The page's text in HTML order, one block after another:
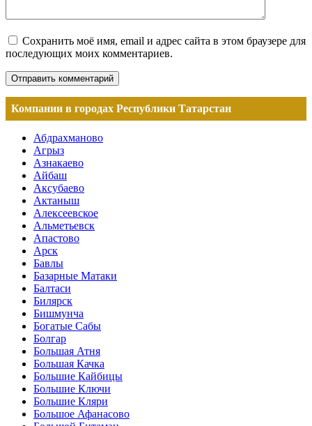
Сохранить моё имя, email и адрес сайта в этом браузере для
последующих моих комментариев.
Компании в городах Республики Татарстан
Абдрахманово
Агрыз
Азнакаево
Айбаш
Аксубаево
Актаныш
Алексеевское
Альметьевск
Апастово
Арск
Бавлы
Базарные Матаки
Балтаси
Билярск
Бишмунча
Богатые Сабы
Болгар
Большая Атня
Большая Качка
Большие Кайбицы
Большие Ключи
Большие Кляри
Большое Афанасово